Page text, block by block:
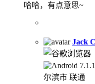
哈哈，有点意思~
Jack
尔滨市 联通